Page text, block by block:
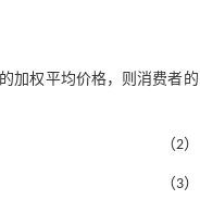
的加权平均价格，则消费者的
（2）
（3）